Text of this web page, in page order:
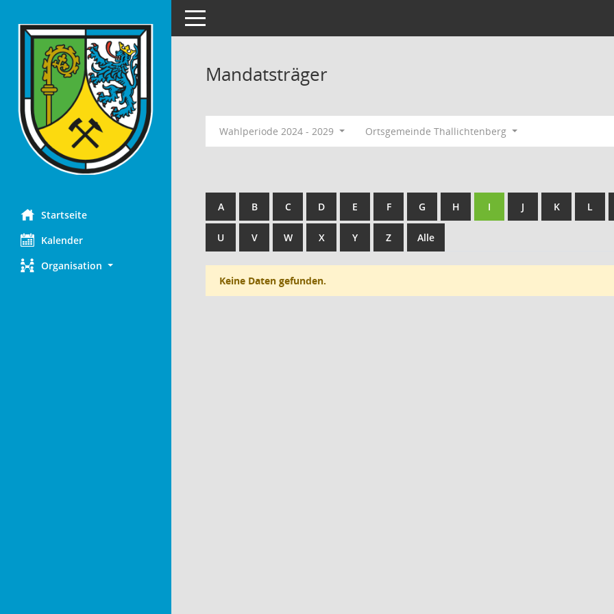
Startseite
Kalender
Organisation
Toggle navigation
Mandatsträger
Wahlperiode 2024 - 2029 Ortsgemeinde Thallichtenberg
A B C D E F G H I J K L
U V W X Y Z Alle
Keine Daten gefunden.